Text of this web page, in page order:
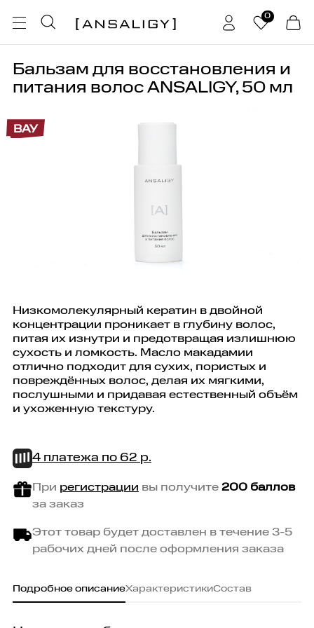
Бальзам для восстановления и
питания волос ANSALIGY, 50 мл
ВАУ
Низкомолекулярный кератин в двойной
концентрации проникает в глубину волос,
питая их изнутри и предотвращая излишнюю
сухость и ломкость. Масло макадамии
отлично подходит для сухих, пористых и
повреждённых волос, делая их мягкими,
послушными и придавая естественный объём
и ухоженную текстуру.
4 платежа по 62 р.
При регистрации вы получите 200 баллов
за заказ
Этот товар будет доставлен в течение 3-5
рабочих дней после оформления заказа
Подробное описаниеХарактеристикиСостав
0